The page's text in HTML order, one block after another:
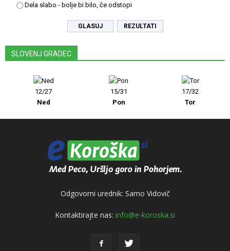
Dela slabo - bolje bi bilo, če odstopi
REZULTATI
SLOVENJ GRADEC
12/27
Ned
15/31
Pon
17/32
Tor
Odgovorni urednik: Samo Vidovič
Kontaktirajte nas: info@e-koroska.si